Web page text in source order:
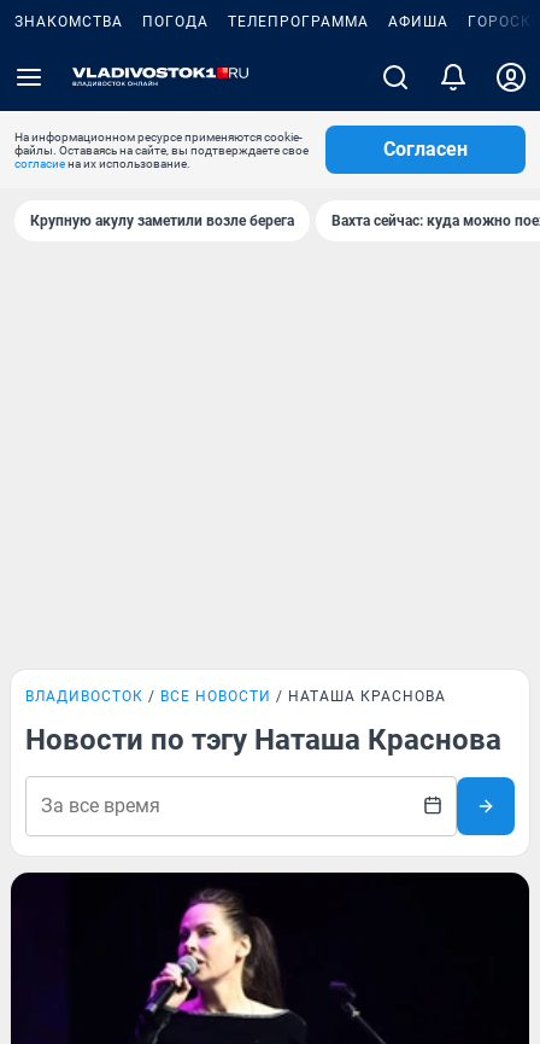
ЗНАКОМСТВА ПОГОДА ТЕЛЕПРОГРАММА АФИША
На информационном ресурсе применяются cookie-
файлы. Оставаясь на сайте, вы подтверждаете свое
согласиена их использование.
Согласен
Крупную акулу заметили возле берега Вахта сейчас: куда можно
ВЛАДИВОСТОК ВСЕ НОВОСТИ НАТАША КРАСНОВА
Новости по тэгу Наташа Краснова